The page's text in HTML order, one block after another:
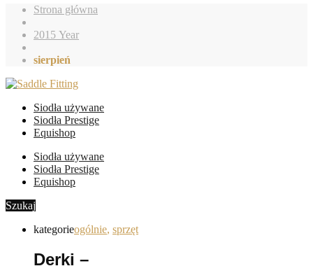
Strona główna
2015 Year
sierpień
Siodła używane
Siodła Prestige
Equishop
Siodła używane
Siodła Prestige
Equishop
Szukaj
kategorieogólnie, sprzęt
Derki –